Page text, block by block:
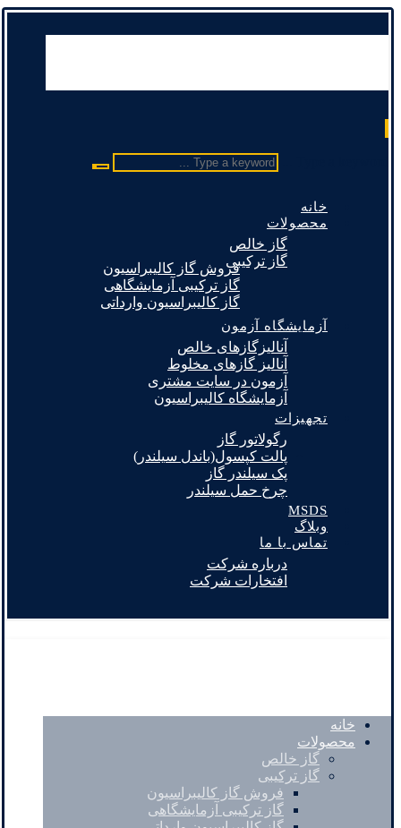
خانه
محصولات
گاز خالص
گاز ترکیبیفروش گاز کالیبراسیون
گاز ترکیبی آزمایشگاهی
گاز کالیبراسیون وارداتی
آزمایشگاه آزمون
آنالیزگازهای خالص
آنالیز گازهای مخلوط
آزمون در سایت مشتری
آزمایشگاه کالیبراسیون
تجهیزات
رگولاتور گاز
پالت کپسول(باندل سیلندر)
پک سیلندر گاز
چرخ حمل سیلندر
MSDS
وبلاگ
تماس با ما
درباره شرکت
افتخارات شرکت
خانه
محصولات
گاز خالص
گاز ترکیبی
فروش گاز کالیبراسیون
گاز ترکیبی آزمایشگاهی